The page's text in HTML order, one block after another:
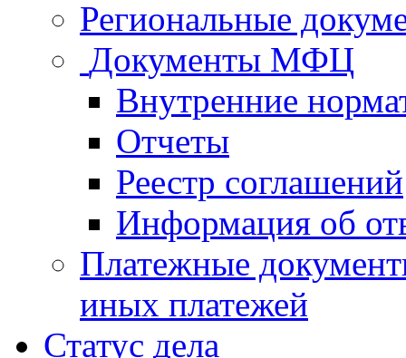
Региональные
Документы МФЦ
Внутренние
Отчеты
Реестр соглашений
Информация об
Платежные
иных платежей
Статус дела